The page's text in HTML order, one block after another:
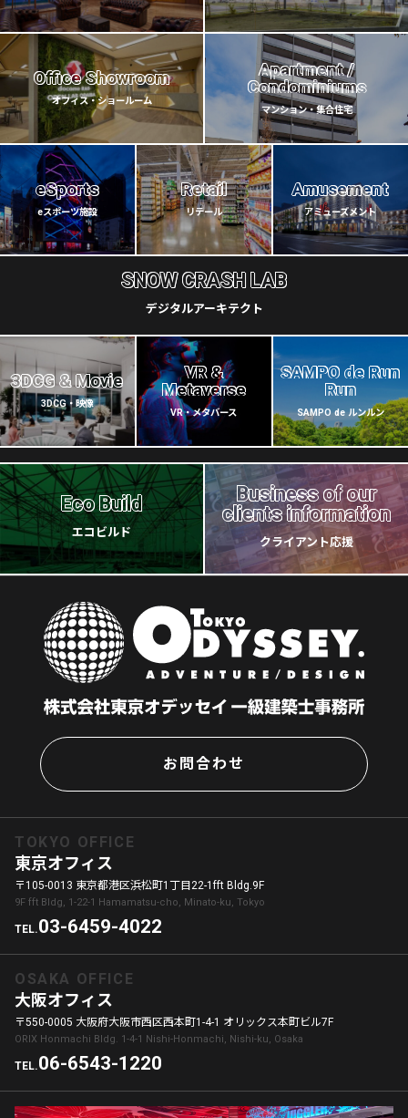
Office Showroom
オフィス・ショールーム
Apartment /
Condominiums
マンション・集合住宅
eSports
eスポーツ施設
Retail
リテール
Amusement
アミューズメント
SNOW CRASH LAB
デジタルアーキテクト
3DCG & Movie
3DCG・映像
VR &
Metaverse
VR・メタバース
SAMPO de Run
Run
SAMPO de ルンルン
Eco Build
エコビルド
Business of our
clients information
クライアント応援
お問合わせ
TOKYO OFFICE
東京オフィス
〒105-0013 東京都港区浜松町1丁目22-1fft Bldg.9F
9F fft Bldg, 1-22-1 Hamamatsu-cho, Minato-ku, Tokyo
TEL.03-6459-4022
OSAKA OFFICE
大阪オフィス
〒550-0005 大阪府大阪市西区西本町1-4-1 オリックス本町ビル7F
ORIX Honmachi Bldg. 1-4-1 Nishi-Honmachi, Nishi-ku, Osaka
TEL.06-6543-1220